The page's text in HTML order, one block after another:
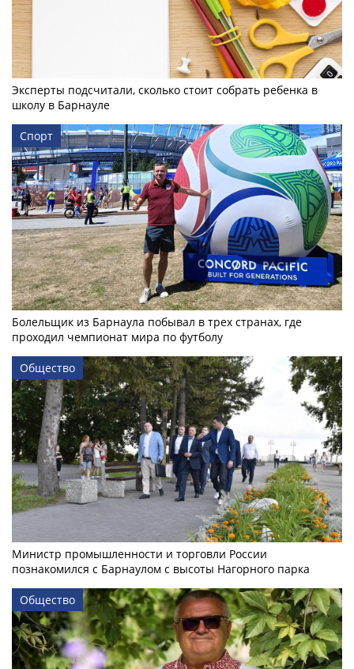
Эксперты подсчитали, сколько стоит собрать ребенка в
школу в Барнауле
Спорт
Болельщик из Барнаула побывал в трех странах, где
проходил чемпионат мира по футболу
Общество
Министр промышленности и торговли России
познакомился с Барнаулом с высоты Нагорного парка
Общество